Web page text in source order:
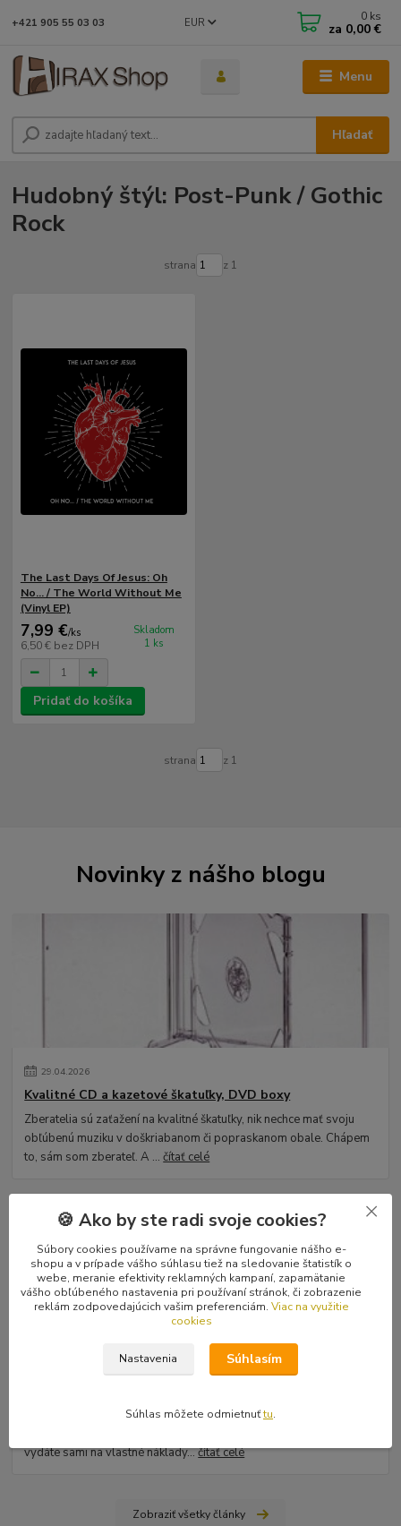
Menu
EUR
Hľadať
+421 905 55 03 03 0 ks
za 0,00 €
Hudobný štýl: Post-Punk / Gothic
Rock
strana z 1
The Last Days Of Jesus: Oh
No... / The World Without Me
(Vinyl EP)
7,99 €/ks
6,50 € bez DPH
Skladom
1 ks
Pridať do košíka
strana z 1
Novinky z nášho blogu
29.04.2026
Kvalitné CD a kazetové škatuľky, DVD boxy
Zberatelia sú zaťažení na kvalitné škatuľky, nik nechce mať svoju
obľúbenú muziku v doškriabanom či popraskanom obale. Chápem
to, sám som zberateľ. A ...čítať celé
Ako nájsť vydavateľa, či vydať vlastnú knihu? Rady a tipy
Spísal som blog na tému ako vydať knihu - buď si nájdete
vydáte sami na vlastné náklady...čítať celé
Zobraziť všetky články
🍪 Ako by ste radi svoje cookies?
Súbory cookies používame na správne fungovanie nášho e-
shopu a v prípade vášho súhlasu tiež na sledovanie štatistík o
webe, meranie efektivity reklamných kampaní, zapamätanie
vášho obľúbeného nastavenia pri používaní stránok, či zobrazenie
reklám zodpovedajúcich vašim preferenciám. Viac na využitie
cookies
Nastavenia Súhlasím
Súhlas môžete odmietnuťtu.